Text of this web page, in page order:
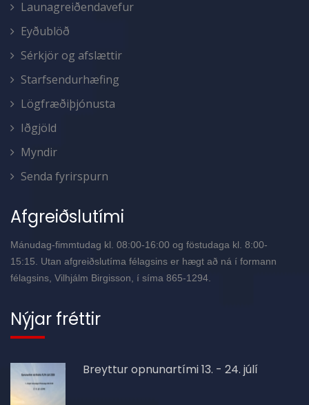
Launagreiðendavefur
Eyðublöð
Sérkjör og afslættir
Starfsendurhæfing
Lögfræðiþjónusta
Iðgjöld
Myndir
Senda fyrirspurn
Afgreiðslutími
Mánudag-fimmtudag kl. 08:00-16:00 og föstudaga kl. 8:00-
15:15. Utan afgreiðslutíma félagsins er hægt að ná í formann
félagsins, Vilhjálm Birgisson, í síma 865-1294.
Nýjar fréttir
Breyttur opnunartími 13. - 24. júlí